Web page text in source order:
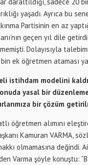
yaşadı. Ayrıca bu
Partisinin en az
geçen yıl dile
Dolayısıyla
ek öğretmen ataması
istihdam modelini
yasal bir
bir çözüm
öğretmen alımını
Kamuran VARMA,
olmamasına değindi.
Varma şöyle konuştu: